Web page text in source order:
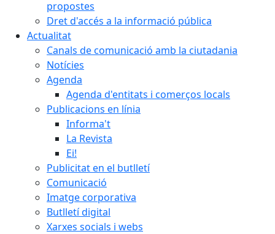
propostes
Dret d'accés a la informació pública
Actualitat
Canals de comunicació amb la ciutadania
Notícies
Agenda
Agenda d'entitats i comerços locals
Publicacions en línia
Informa't
La Revista
Ei!
Publicitat en el butlletí
Comunicació
Imatge corporativa
Butlletí digital
Xarxes socials i webs